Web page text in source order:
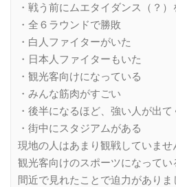
・戦う前にムエタイダンス（？）
・全６ラウンドで勝敗
・白人ファイターがいた
・日本人ファイターもいた
・観光客向けになっている
・みんな筋肉がすごい
・後半になるほど、強い人が出て
・街中にスタジアムがある
現地の人はあまり観戦していませ
観光客向けのスポーツになってい
間近で見れたことで迫力がありま